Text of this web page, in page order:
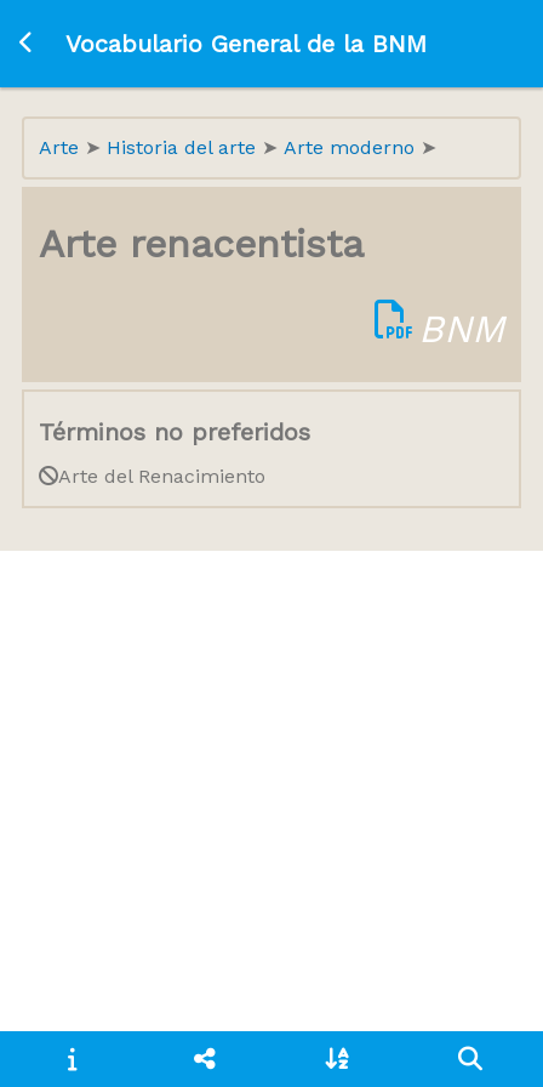
Ir a la página principal
Vocabulario General de la BNM
Arte Historia del arte Arte moderno
Arte renacentista
BNM
Términos no preferidos
Arte del Renacimiento